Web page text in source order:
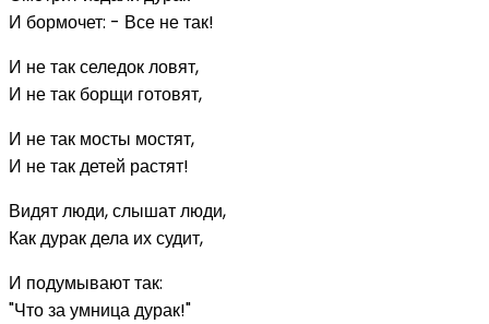
И бормочет: - Все не так!
И не так селедок ловят,
И не так борщи готовят,
И не так мосты мостят,
И не так детей растят!
Видят люди, слышат люди,
Как дурак дела их судит,
И подумывают так:
"Что за умница дурак!"